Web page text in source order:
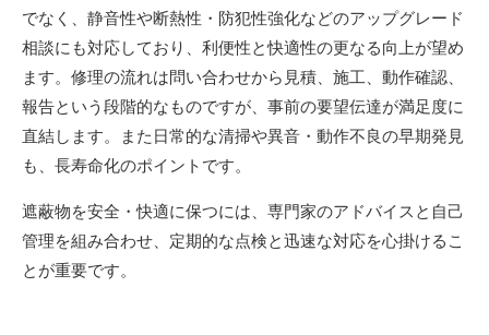
でなく、静音性や断熱性・防犯性強化などのアップグレード
相談にも対応しており、利便性と快適性の更なる向上が望め
ます。修理の流れは問い合わせから見積、施工、動作確認、
報告という段階的なものですが、事前の要望伝達が満足度に
直結します。また日常的な清掃や異音・動作不良の早期発見
も、長寿命化のポイントです。
遮蔽物を安全・快適に保つには、専門家のアドバイスと自己
管理を組み合わせ、定期的な点検と迅速な対応を心掛けるこ
とが重要です。